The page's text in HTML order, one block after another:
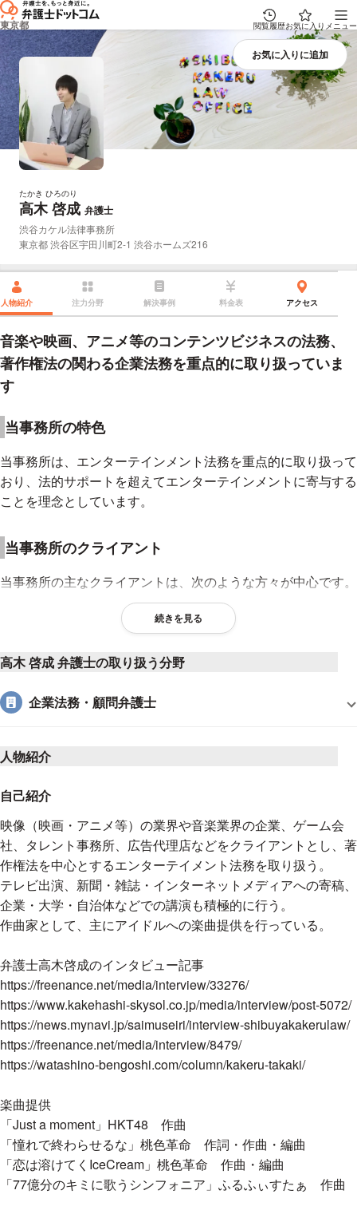
東京都 閲覧履歴お気に入り メニュー
たかき ひろのり
高木 啓成 弁護士
所属事務所：
渋谷カケル法律事務所
所在地：
東京都 渋谷区宇田川町2-1 渋谷ホームズ216
人物紹介 注力分野 解決事例 料金表 アクセス
音楽や映画、アニメ等のコンテンツビジネスの法務、
著作権法の関わる企業法務を重点的に取り扱っていま
す
当事務所の特色
当事務所は、エンターテインメント法務を重点的に取り扱って
おり、法的サポートを超えてエンターテインメントに寄与する
ことを理念としています。
当事務所のクライアント
当事務所の主なクライアントは、次のような方々が中心です。
音楽、映像、アニメ関連のコンテンツ企業
タレント事務所、VTuber事務所、声優事務所
ミュージシャン等の個人クリエイター
業務
商慣習や制作現場の知識
エンターテインメント法務には、法律に加え、独特の商慣習や
周辺ガイドライン（YouTubeのガイドラインやJASRACの約款
など）を把握することも欠かせません。
また、弁護士高木啓成は、作曲家としてもメジャーアーティス
トに楽曲提供しており、音楽制作の現場やアニメ制作の現場に
も知見を有します。
新規ビジネスへの取り組み
エンターテインメントの世界では、これまでになかった新規ビ
ジネスが数多く生まれます。
当事務所は、新規ビジネスの法律問題を検討したり、契約書に
落とし込むことを得意としています。
講演、書籍執筆等のライフワーク
当事務所は、多くの方々に有益な情報をお伝えすることも使命
としており、
自治体や大学、企業での講演
テレビ出演、新聞その他メディアの取材協力、寄稿
書籍の執筆
続きを見る
高木 啓成 弁護士の取り扱う分野
企業法務・顧問弁護士
人物紹介
自己紹介
映像（映画・アニメ等）の業界や音楽業界の企業、ゲーム会
社、タレント事務所、広告代理店などをクライアントとし、著
作権法を中心とするエンターテイメント法務を取り扱う。
テレビ出演、新聞・雑誌・インターネットメディアへの寄稿、
企業・大学・自治体などでの講演も積極的に行う。
作曲家として、主にアイドルへの楽曲提供を行っている。
弁護士高木啓成のインタビュー記事
https://freenance.net/media/interview/33276/
https://www.kakehashi-skysol.co.jp/media/interview/post-5072/
https://news.mynavi.jp/saimuseiri/interview-shibuyakakerulaw/
https://freenance.net/media/interview/8479/
https://watashino-bengoshi.com/column/kakeru-takaki/
楽曲提供
「Just a moment」HKT48 作曲
「憧れで終わらせるな」桃色革命 作詞・作曲・編曲
「恋は溶けてくIceCream」桃色革命 作曲・編曲
「77億分のキミに歌うシンフォニア」ふるふぃすたぁ 作曲